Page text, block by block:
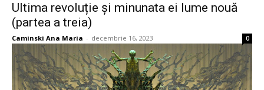
Ultima revoluție și minunata ei lume nouă
(partea a treia)
Caminski Ana Maria - decembrie 16, 2023 0